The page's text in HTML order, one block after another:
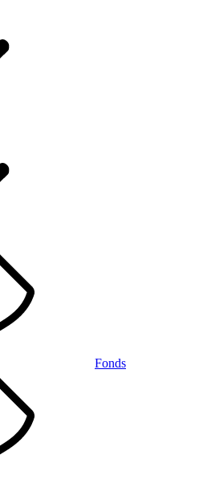
Fonds